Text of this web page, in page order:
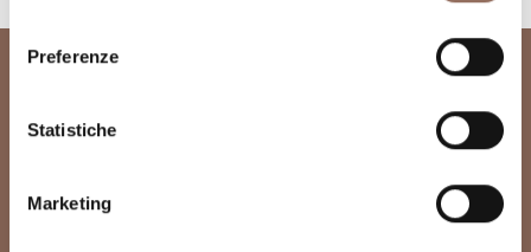
Preferenze
Statistiche
Marketing